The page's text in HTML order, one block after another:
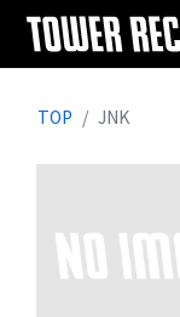
TOP JNK